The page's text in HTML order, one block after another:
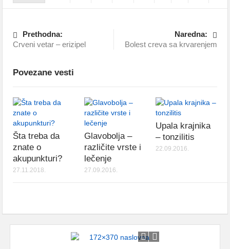
Prethodna:
Crveni vetar – erizipel
Naredna:
Bolest creva sa krvarenjem
Povezane vesti
Šta treba da
znate o
akupunkturi?
27.11.2018.
Glavobolja –
različite vrste i
lečenje
27.09.2016.
Upala krajnika
– tonzilitis
22.09.2016.